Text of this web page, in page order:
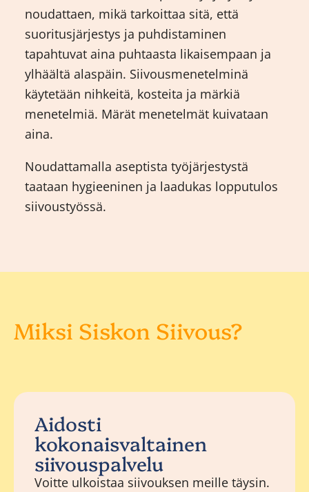
noudattaen, mikä tarkoittaa sitä, että
suoritusjärjestys ja puhdistaminen
tapahtuvat aina puhtaasta likaisempaan ja
ylhäältä alaspäin. Siivousmenetelminä
käytetään nihkeitä, kosteita ja märkiä
menetelmiä. Märät menetelmät kuivataan
aina.
Noudattamalla aseptista työjärjestystä
taataan hygieeninen ja laadukas lopputulos
siivoustyössä.
Miksi Siskon Siivous?
Aidosti
kokonaisvaltainen
siivouspalvelu
Voitte ulkoistaa siivouksen meille täysin.